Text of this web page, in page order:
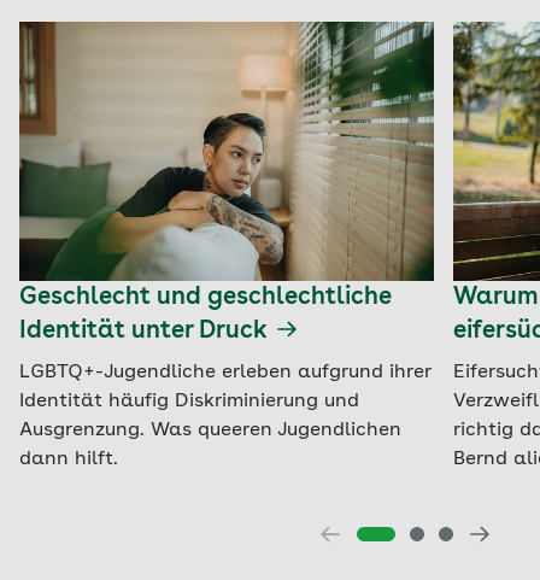
Geschlecht und geschlechtliche
Identität unter Druck
LGBTQ+-Jugendliche erleben aufgrund ihrer
Identität häufig Diskriminierung und
Ausgrenzung. Was queeren Jugendlichen
dann hilft.
richtig
Bernd